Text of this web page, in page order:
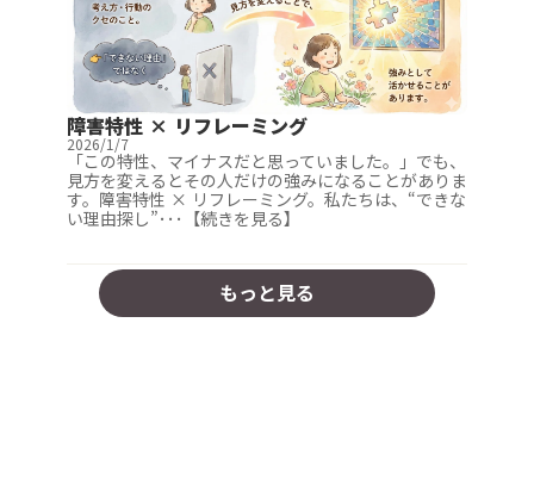
障害特性 × リフレーミング
2026/1/7
「この特性、マイナスだと思っていました。」でも、
見方を変えるとその人だけの強みになることがありま
す。障害特性 × リフレーミング。私たちは、“できな
い理由探し”･･･【続きを見る】
もっと見る